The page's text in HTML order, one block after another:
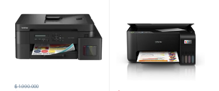
$1.990.000